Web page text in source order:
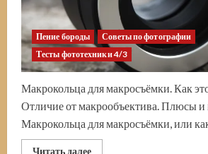
Пение бороды
Советы по фотографии
Тесты фототехники 4/3
Макрокольца для макросъёмки. Как
Отличие от макрообъектива. Плюсы
Макрокольца для макросъёмки, или
Читать далееПрочитать